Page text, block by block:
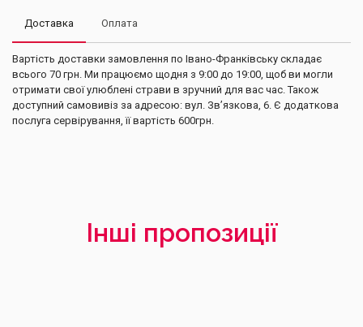
Доставка Оплата
Вартість доставки замовлення по Івано-Франківську складає
всього 70 грн. Ми працюємо щодня з 9:00 до 19:00, щоб ви могли
отримати свої улюблені страви в зручний для вас час. Також
доступний самовивіз за адресою: вул. Зв’язкова, 6. Є додаткова
послуга сервірування, її вартість 600грн.
Інші пропозиції